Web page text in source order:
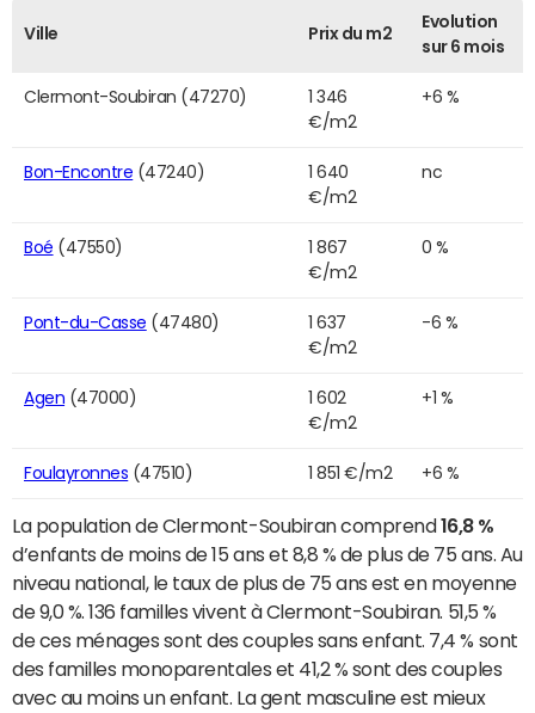
Ville Prix du m2
Evolution
sur 6 mois
Clermont-Soubiran (47270)
1 346
€/m2
+6 %
Bon-Encontre (47240)
1 640
€/m2
nc
Boé (47550)
1 867
€/m2
0 %
Pont-du-Casse (47480)
1 637
€/m2
-6 %
Agen (47000)
1 602
€/m2
+1 %
Foulayronnes (47510) 1 851 €/m2 +6 %
La population de Clermont-Soubiran comprend 16,8 %
d’enfants de moins de 15 ans et 8,8 % de plus de 75 ans. Au
niveau national, le taux de plus de 75 ans est en moyenne
de 9,0 %. 136 familles vivent à Clermont-Soubiran. 51,5 %
de ces ménages sont des couples sans enfant. 7,4 % sont
des familles monoparentales et 41,2 % sont des couples
avec au moins un enfant. La gent masculine est mieux